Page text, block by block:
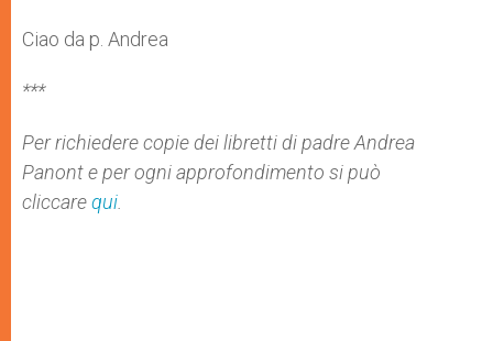
Ciao da p. Andrea
***
Per richiedere copie dei libretti di padre Andrea
Panont e per ogni approfondimento si può
cliccarequi